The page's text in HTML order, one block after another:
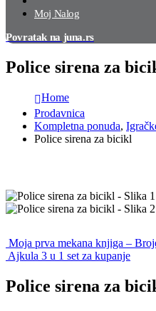
Moj Nalog
Povratak na juna.rs
Police sirena za
Home
Prodavnica
Kompletna ponuda,
Police sirena za bicikl
Moja prva mekana knjiga –
Ajkula 3 u 1 set za kupanje
Police sirena za